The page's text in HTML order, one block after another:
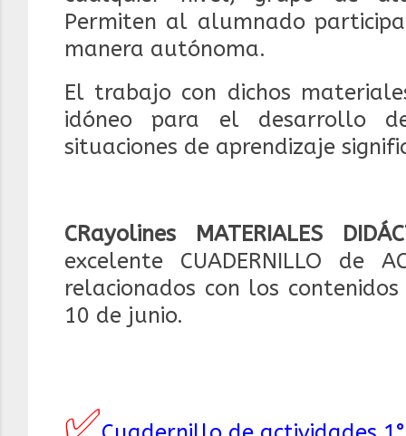
Permiten al alumnado
manera autónoma.
El trabajo con dichos
idóneo para el desarrollo
situaciones de aprendizaje
CRayolines MATERIALES
excelente CUADERNILLO de
relacionados con los
10 de junio.
✅